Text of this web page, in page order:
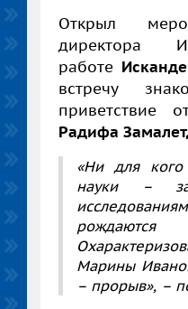
Открыл
директора
работе
встречу
приветствие
Радифа
«Ни для кого
науки
–
Марины
– прорыв», –